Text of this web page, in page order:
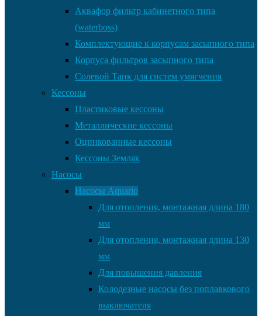
Аквафор фильтр кабинетного типа
(waterboss)
Комплектующие к корпусам засыпного типа
Корпуса фильтров засыпного типа
Солевой Танк для систем умягчения
Кессоны
Пластиковые кессоны
Металлические кессоны
Оцинкованные кессоны
Кессоны Земляк
Насосы
Насосы Aquario
Для отопления, монтажная длина 180
мм
Для отопления, монтажная длина 130
мм
Для повышения давления
Колодезные насосы без поплавкового
выключателя